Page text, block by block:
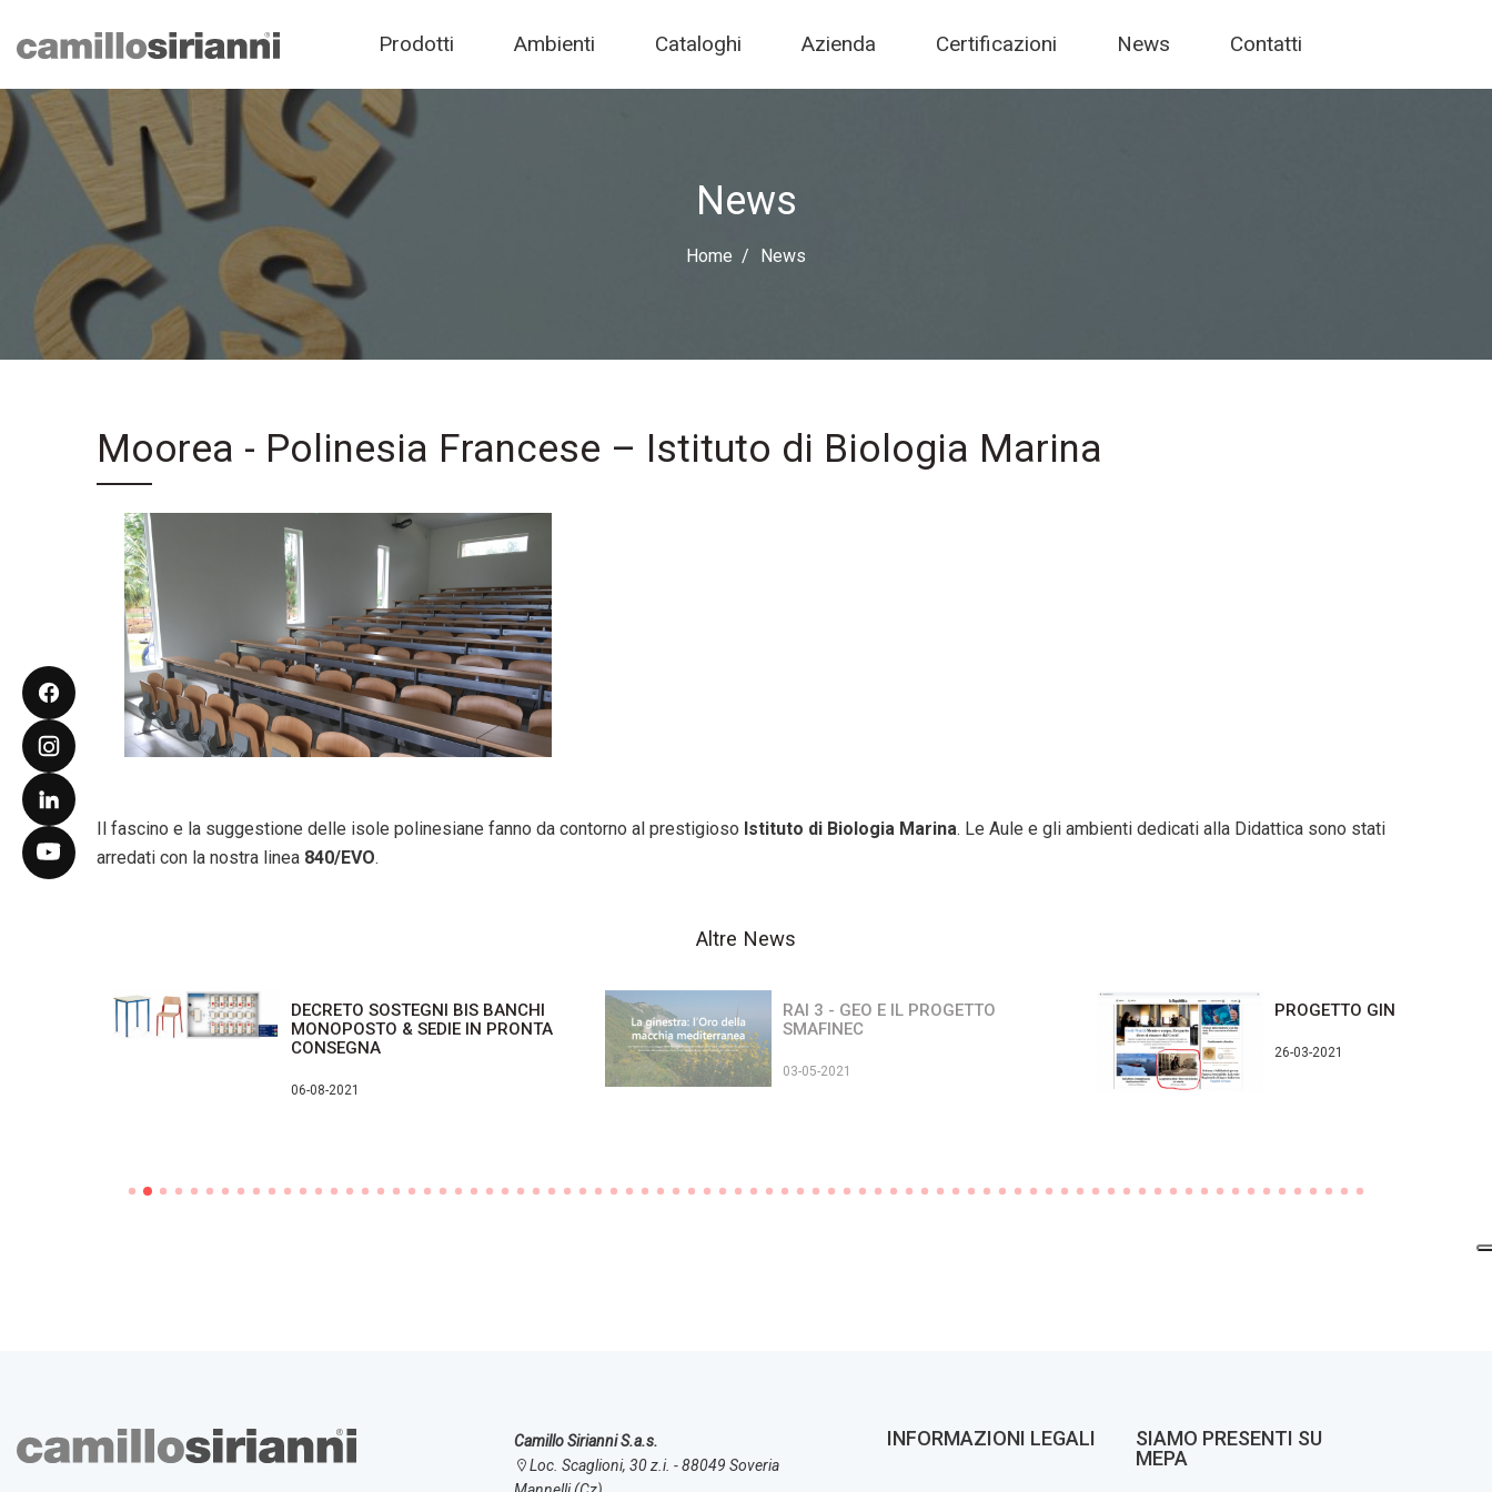
Prodotti Ambienti Cataloghi Azienda Certificazioni News Contatti
News
Home News
Moorea - Polinesia Francese – Istituto di Biologia Marina
Il fascino e la suggestione delle isole polinesiane fanno da contorno al prestigioso Istituto di Biologia Marina. Le Aule e gli ambienti dedicati alla Didattica sono stati
arredati con la nostra linea 840/EVO.
Altre News
DECRETO SOSTEGNI BIS BANCHI
MONOPOSTO & SEDIE IN PRONTA
CONSEGNA
06-08-2021
RAI 3 - GEO E IL PROGETTO
SMAFINEC
03-05-2021
PROGETTO GINESTRA
26-03-2021
Camillo Sirianni S.a.s.
Loc. Scaglioni, 30 z.i. - 88049 Soveria
INFORMAZIONI LEGALI
SIAMO PRESENTI SU
MEPA